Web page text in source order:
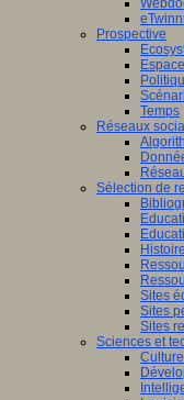
Prospective
Temps
Réseaux
Sélection de
Histoire
Sites
Sites
Sites
Sciences et